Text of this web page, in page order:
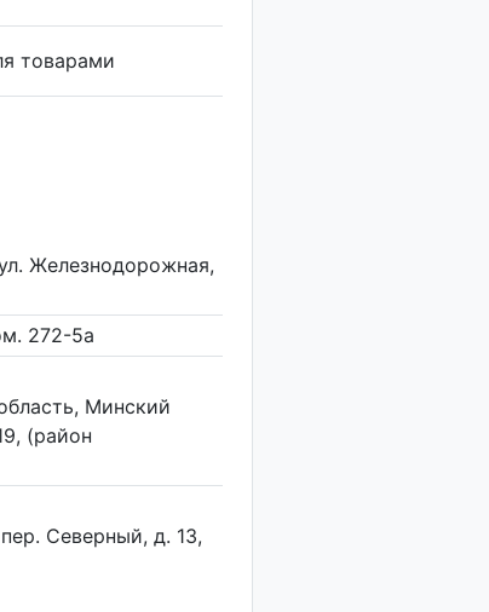
товарами
Железнодорожная,
272-5а
Минский
(район
Северный, д. 13,